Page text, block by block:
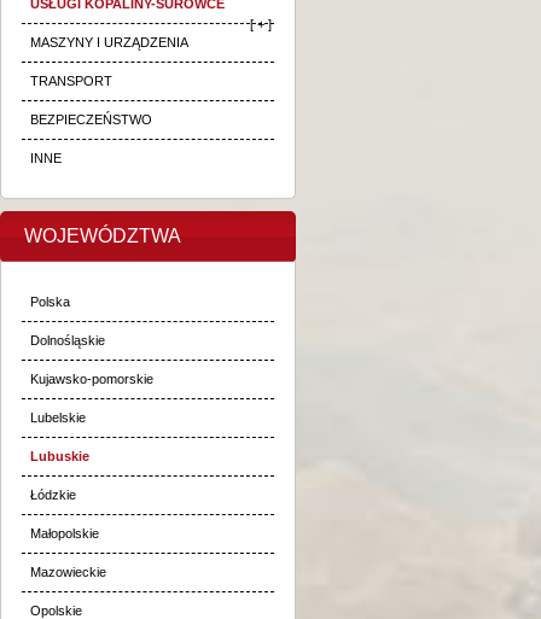
USŁUGI KOPALINY-SUROWCE
[ + ]
MASZYNY I URZĄDZENIA
TRANSPORT
BEZPIECZEŃSTWO
INNE
WOJEWÓDZTWA
Polska
Dolnośląskie
Kujawsko-pomorskie
Lubelskie
Lubuskie
Łódzkie
Małopolskie
Mazowieckie
Opolskie